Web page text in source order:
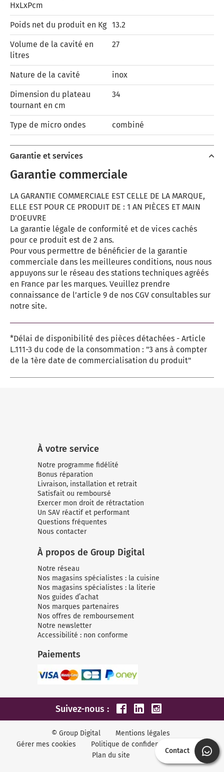
HxLxPcm
Poids net du produit en Kg 13.2
Volume de la cavité en
litres
27
Nature de la cavité inox
Dimension du plateau
tournant en cm
34
Type de micro ondes combiné
Garantie et services
Garantie commerciale
LA GARANTIE COMMERCIALE EST CELLE DE LA MARQUE,
ELLE EST POUR CE PRODUIT DE : 1 AN PIÈCES ET MAIN
D'OEUVRE
La garantie légale de conformité et de vices cachés
pour ce produit est de 2 ans.
Pour vous permettre de bénéficier de la garantie
commerciale dans les meilleures conditions, nous nous
appuyons sur le réseau des stations techniques agréés
en France par les marques. Veuillez prendre
connaissance de l’article 9 de nos CGV consultables sur
notre site.
*Délai de disponibilité des pièces détachées - Article
L.111-3 du code de la consommation : "3 ans à compter
de la 1ère date de commercialisation du produit"
Contact
À votre service
Notre programme fidélité
Bonus réparation
Livraison, installation et retrait
Satisfait ou remboursé
Exercer mon droit de rétractation
Un SAV réactif et performant
Questions fréquentes
Nous contacter
À propos de Group Digital
Notre réseau
Nos magasins spécialistes : la cuisine
Nos magasins spécialistes : la literie
Nos guides d’achat
Nos marques partenaires
Nos offres de remboursement
Notre newsletter
Accessibilité : non conforme
Paiements
Suivez-nous :
© Group Digital
Mentions légales
Gérer mes cookies
Politique de confidentialité
CGV
Plan du site